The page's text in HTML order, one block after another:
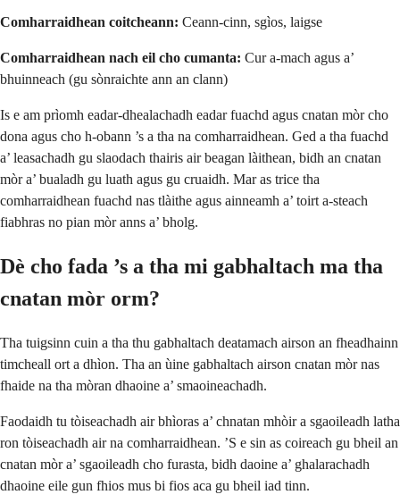
Comharraidhean coitcheann: Ceann-cinn, sgìos, laigse
Comharraidhean nach eil cho cumanta: Cur a-mach agus a’
bhuinneach (gu sònraichte ann an clann)
Is e am prìomh eadar-dhealachadh eadar fuachd agus cnatan mòr cho
dona agus cho h-obann ’s a tha na comharraidhean. Ged a tha fuachd
a’ leasachadh gu slaodach thairis air beagan làithean, bidh an cnatan
mòr a’ bualadh gu luath agus gu cruaidh. Mar as trice tha
comharraidhean fuachd nas tlàithe agus ainneamh a’ toirt a-steach
fiabhras no pian mòr anns a’ bholg.
Dè cho fada ’s a tha mi gabhaltach ma tha
cnatan mòr orm?
Tha tuigsinn cuin a tha thu gabhaltach deatamach airson an fheadhainn
timcheall ort a dhìon. Tha an ùine gabhaltach airson cnatan mòr nas
fhaide na tha mòran dhaoine a’ smaoineachadh.
Faodaidh tu tòiseachadh air bhìoras a’ chnatan mhòir a sgaoileadh latha
ron tòiseachadh air na comharraidhean. ’S e sin as coireach gu bheil an
cnatan mòr a’ sgaoileadh cho furasta, bidh daoine a’ ghalarachadh
dhaoine eile gun fhios mus bi fios aca gu bheil iad tinn.